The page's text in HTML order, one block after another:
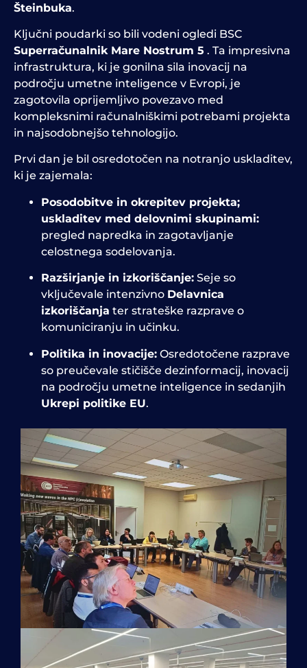
Šteinbuka.
Ključni poudarki so bili vodeni ogledi BSC
Superračunalnik Mare Nostrum 5 . Ta impresivna
infrastruktura, ki je gonilna sila inovacij na
področju umetne inteligence v Evropi, je
zagotovila oprijemljivo povezavo med
kompleksnimi računalniškimi potrebami projekta
in najsodobnejšo tehnologijo.
Prvi dan je bil osredotočen na notranjo uskladitev,
ki je zajemala:
Posodobitve in okrepitev projekta;
uskladitev med delovnimi skupinami:
pregled napredka in zagotavljanje
celostnega sodelovanja.
Razširjanje in izkoriščanje: Seje so
vključevale intenzivno Delavnica
izkoriščanja ter strateške razprave o
komuniciranju in učinku.
Politika in inovacije: Osredotočene razprave
so preučevale stičišče dezinformacij, inovacij
na področju umetne inteligence in sedanjih
Ukrepi politike EU.